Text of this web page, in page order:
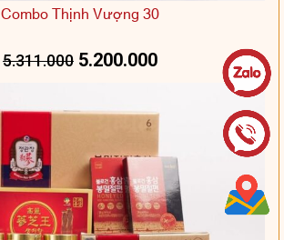
Combo Thịnh Vượng 30
5.311.000 5.200.000